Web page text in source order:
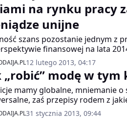
Rusza również konkurs na
na rynku pracy
unijne
szans pozostanie jednym z
finansowej na lata
wiceminister pracy i polityki
Ostrowska, w ostatnich
poprawić, ale wyrównywanie
szczególnie na rynku pracy,
wiele pracy. Zadanie to będzie
w ramach
12 lutego 2013, 04:17
„robić” modę w tym
mamy globalne, mniemanie o
zaś przepisy rodem z
państewka i
31 stycznia 2013, 09:44